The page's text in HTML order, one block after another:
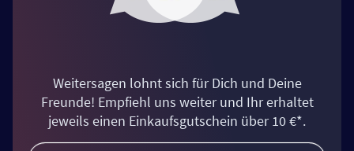
Weitersagen lohnt sich für Dich und Deine
Freunde! Empfiehl uns weiter und Ihr erhaltet
jeweils einen Einkaufsgutschein über 10 €*.